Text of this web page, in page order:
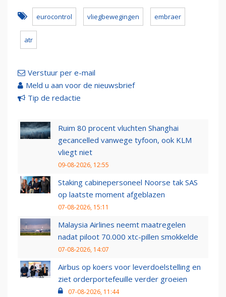
eurocontrol vliegbewegingen embraer
atr
Verstuur per e-mail
Meld u aan voor de nieuwsbrief
Tip de redactie
Ruim 80 procent vluchten Shanghai
gecancelled vanwege tyfoon, ook KLM
vliegt niet
09-08-2026, 12:55
Staking cabinepersoneel Noorse tak SAS
op laatste moment afgeblazen
07-08-2026, 15:11
Malaysia Airlines neemt maatregelen
nadat piloot 70.000 xtc-pillen smokkelde
07-08-2026, 14:07
Airbus op koers voor leverdoelstelling en
ziet orderportefeuille verder groeien
07-08-2026, 11:44